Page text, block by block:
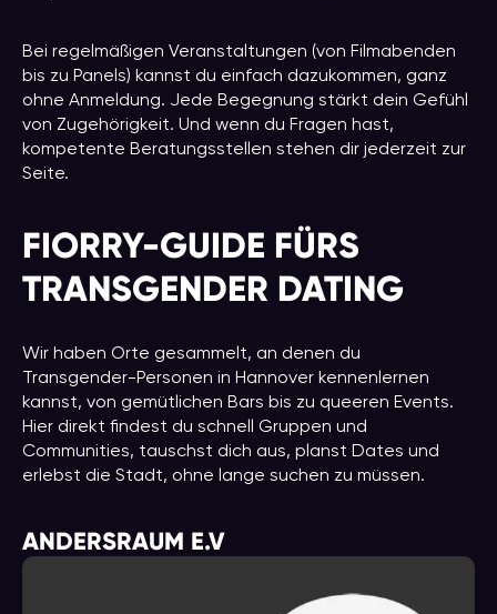
Bei regelmäßigen Veranstaltungen (von Filmabenden
bis zu Panels) kannst du einfach dazukommen, ganz
ohne Anmeldung. Jede Begegnung stärkt dein Gefühl
von Zugehörigkeit. Und wenn du Fragen hast,
kompetente Beratungsstellen stehen dir jederzeit zur
Seite.
FIORRY-GUIDE FÜRS
TRANSGENDER DATING
Wir haben Orte gesammelt, an denen du
Transgender-Personen in Hannover kennenlernen
kannst, von gemütlichen Bars bis zu queeren Events.
Hier direkt findest du schnell Gruppen und
Communities, tauschst dich aus, planst Dates und
erlebst die Stadt, ohne lange suchen zu müssen.
ANDERSRAUM E.V